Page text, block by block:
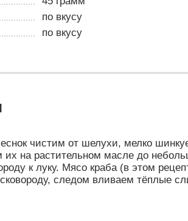
по вкусу
по вкусу
чистим от шелухи, мелко
их на растительном масле до
к луку. Мясо краба (в этом
следом вливаем тёплые